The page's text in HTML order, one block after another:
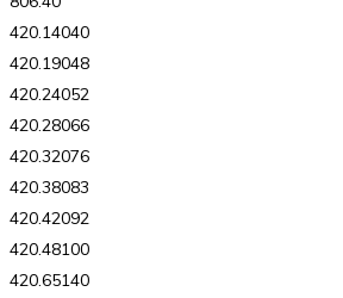
420.14040
420.19048
420.24052
420.28066
420.32076
420.38083
420.42092
420.48100
420.65140